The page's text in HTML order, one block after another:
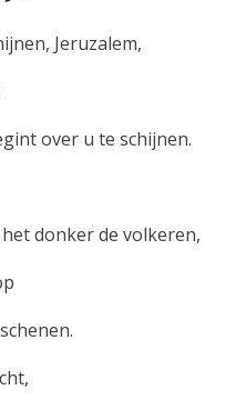
Jeruzalem,
over u te schijnen.
donker de volkeren,